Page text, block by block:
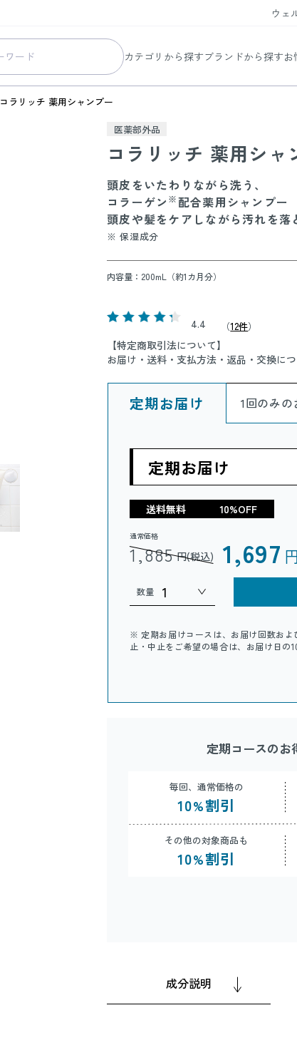
ウェ
ビ
ヘ
カテゴリから探す
ボディ&ヘアケア
ヘルスケア
美容・健康グッズ
暮らしの雑貨
すべての商品
ブランドから探す
BIONIA
ひざサポートコラ
ケール青汁
お
コラリッチ 薬用シャンプー
医薬部外品
コラリッチ 薬用シャ
頭皮をいたわりながら洗う、
コラーゲン ※配合薬用シャンプー
頭皮や髪をケアしながら汚れを落
※ 保湿成分
内容量：200mL（約1カ月分）
4.4 （12件）
【特定商取引法について】
お届け・送料・支払方法・返品・交換に
定期お届け 1回のみの
定期お届け
送料無料 10%OFF
通常価格
1,885 円(税込) 1,697
数量
※ 定期お届けコースは、お届け回数お
止・中止をご希望の場合は、お届け日の
定期コースのお
毎回、通常価格の
10%割引
その他の対象商品も
10%割引
成分説明